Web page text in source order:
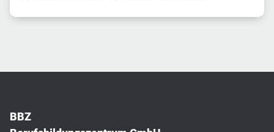
BBZ